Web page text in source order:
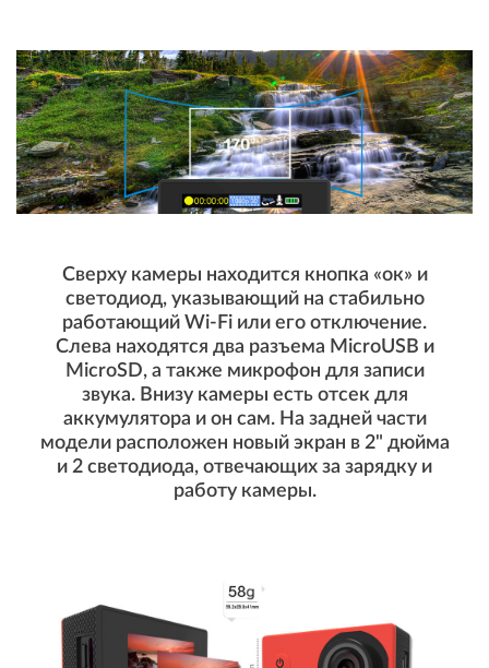
Сверху камеры находится кнопка «ок» и
светодиод, указывающий на стабильно
работающий Wi-Fi или его отключение.
Слева находятся два разъема MicroUSB и
MicroSD, а также микрофон для записи
звука. Внизу камеры есть отсек для
аккумулятора и он сам. На задней части
модели расположен новый экран в 2" дюйма
и 2 светодиода, отвечающих за зарядку и
работу камеры.